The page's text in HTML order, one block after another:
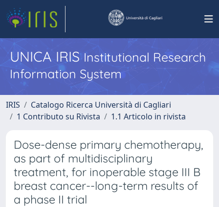
UNICA IRISInstitutional Research
Information System
IRIS
Catalogo Ricerca Università di Cagliari
1 Contributo su Rivista
1.1 Articolo in rivista
Dose-dense primary chemotherapy,
as part of multidisciplinary
treatment, for inoperable stage III B
breast cancer--long-term results of
a phase II trial